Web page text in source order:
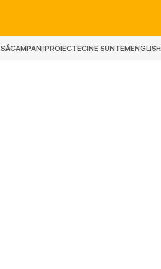
CAMPANIIPROIECTECINE SUNTEMENGLISH